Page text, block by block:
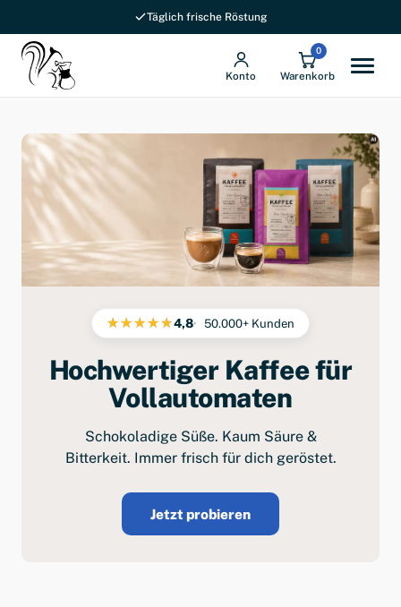
Täglich frische Röstung
Konto
0
Warenkorb
4,8 50.000+ Kunden
Hochwertiger Kaffee für
Vollautomaten
Schokoladige Süße. Kaum Säure &
Bitterkeit. Immer frisch für dich geröstet.
Jetzt probieren